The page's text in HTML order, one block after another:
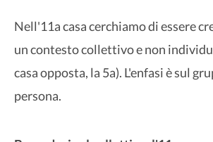
Nell'11a casa cerchiamo di essere
un contesto collettivo e non
casa opposta, la 5a). L'enfasi è sul
persona.